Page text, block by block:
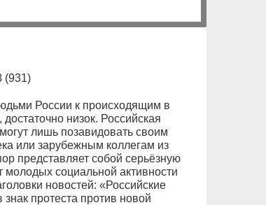
(931)
России к происходящим в
низок. Российская
лишь позавидовать своим
или зарубежным коллегам из
представляет собой серьёзную
молодых социальной активности
новостей: «Российские
протеста против новой